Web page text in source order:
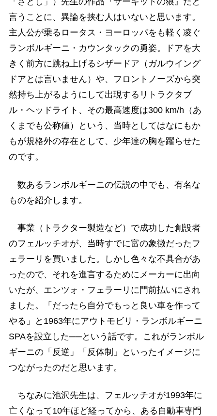
言うことに、異論を挟む人はいないと思います。
主人公が乗るロータス・ヨーロッパをも軽く凌ぐ
ランボルギーニ・カウンタックの勇姿。ドアを大
きく前方に跳ね上げるシザードア（ガルウイング
ドアとは言いません）や、フロントノーズから突
然持ち上がるようにして出現するリトラクタブ
ル・ヘッドライト、その最高速度は300 km/h（あ
くまでも公称値）という、当時としてはなにもか
もが規格外の存在として、少年達の胸を躍らせた
のです。
数あるランボルギーニの伝説の中でも、有名な
ものを紹介します。
事業（トラクター製造など）で成功した創設者
のフェルッチオが、当時すでに富の象徴だったフ
ェラーリを買いました。しかし色々な不具合があ
ったので、それを進言するためにメーカーに出向
いたが、エンツォ・フェラーリに門前払いにされ
ました。「だったら自分でもっと良い車を作って
やる」と1963年にアウトモビリ・ランボルギーニ
SPAを設立した──という話です。これがランボル
ギーニの「反逆」「反体制」といったイメージに
つながったのだと思います。
ちなみに池沢先生は、フェルッチオが1993年に
亡くなって10年ほど経ってから、ある自動車専門